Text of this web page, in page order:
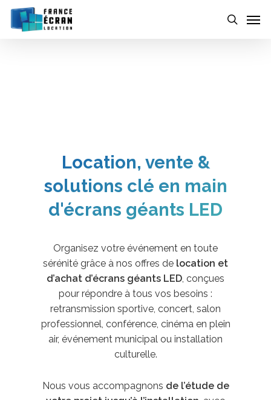
Skip
Location, vente &
solutions clé en main
d'écrans géants LED
Organisez votre événement en toute
sérénité grâce à nos offres de location et
d’achat d’écrans géants LED, conçues
pour répondre à tous vos besoins :
retransmission sportive, concert, salon
professionnel, conférence, cinéma en plein
air, événement municipal ou installation
culturelle.
Nous vous accompagnons de l’étude de